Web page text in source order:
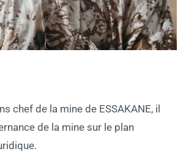
chef de la mine de ESSAKANE, il
de la mine sur le plan